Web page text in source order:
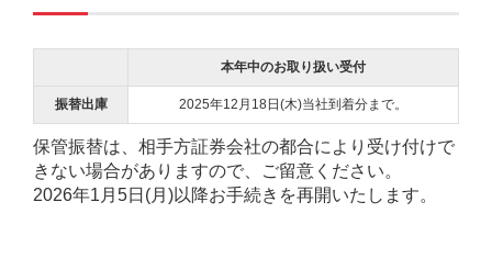
本年中のお取り扱い受付
振替出庫 2025年12月18日(木)当社到着分まで。
保管振替は、相手方証券会社の都合により受け付けで
きない場合がありますので、ご留意ください。
2026年1月5日(月)以降お手続きを再開いたします。